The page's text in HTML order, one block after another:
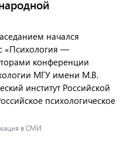
начался
«Психология —
конференции
МГУ имени М.В.
институт Российской
психологическое
в СМИ